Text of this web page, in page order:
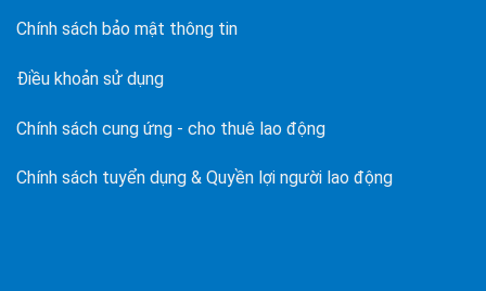
Chính sách bảo mật thông tin
Điều khoản sử dụng
Chính sách cung ứng - cho thuê lao động
Chính sách tuyển dụng & Quyền lợi người lao động